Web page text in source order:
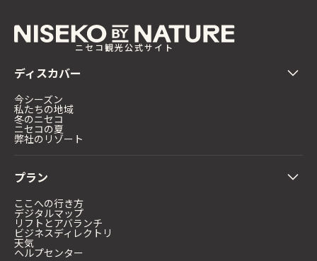
ニセコ観光公式サイト
ディスカバー
今シーズン
私たちの地域
冬のニセコ
ニセコの夏
弊社のリゾート
プラン
ここへの行き方
デジタルマップ
リフトとアバランチ
ビジネスディレクトリ
天気
ヘルプセンター